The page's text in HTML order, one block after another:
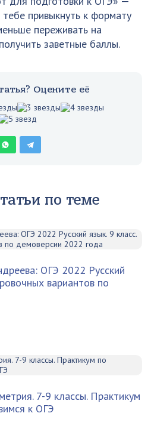
привыкнуть к формату
переживать на
заветные баллы.
Оцените её
по теме
ОГЭ 2022 Русский
вариантов по
7-9 классы. Практикум
к ОГЭ